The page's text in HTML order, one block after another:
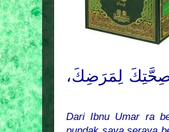
صِحَّتِكَ لِمَرَضِكَ،
Dari Ibnu Umar ra